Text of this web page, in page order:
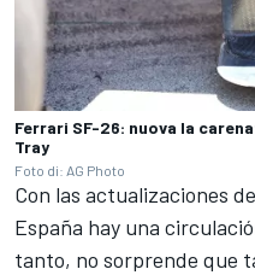
Ferrari SF-26: nuova la
Tray
Foto di: AG Photo
Con las actualizaciones
España hay una
tanto, no sorprende que